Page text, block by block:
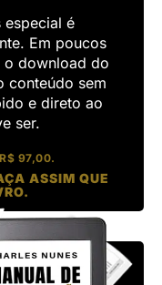
especial é
Em poucos
o download do
conteúdo sem
e direto ao
ser.
97,00.
ASSIM QUE